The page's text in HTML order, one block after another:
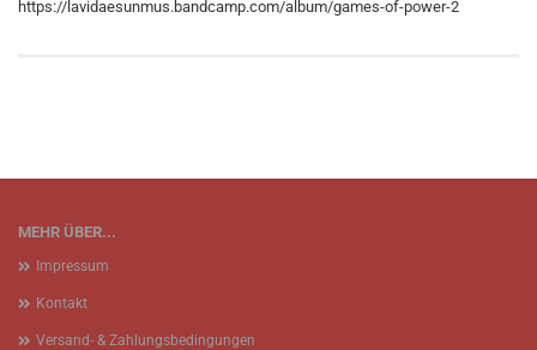
https://lavidaesunmus.bandcamp.com/album/games-of-power-2
MEHR ÜBER...
Impressum
Kontakt
Versand- & Zahlungsbedingungen